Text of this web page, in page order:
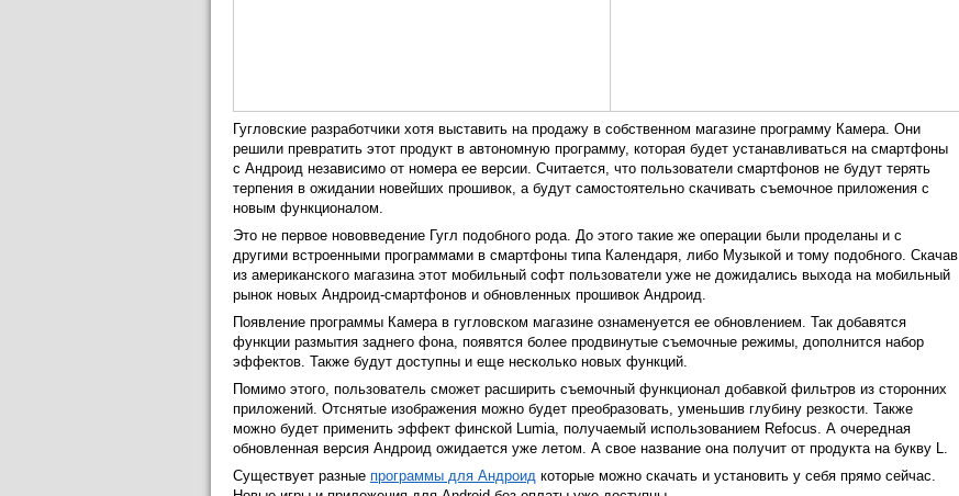
Гугловские разработчики хотя выставить на продажу в собственном магазине программу Камера. Они
решили превратить этот продукт в автономную программу, которая будет устанавливаться на смартфоны
с Андроид независимо от номера ее версии. Считается, что пользователи смартфонов не будут терять
терпения в ожидании новейших прошивок, а будут самостоятельно скачивать съемочное приложения с
новым функционалом.
Это не первое нововведение Гугл подобного рода. До этого такие же операции были проделаны и с
другими встроенными программами в смартфоны типа Календаря, либо Музыкой и тому подобного. Скачав
из американского магазина этот мобильный софт пользователи уже не дожидались выхода на мобильный
рынок новых Андроид-смартфонов и обновленных прошивок Андроид.
Появление программы Камера в гугловском магазине ознаменуется ее обновлением. Так добавятся
функции размытия заднего фона, появятся более продвинутые съемочные режимы, дополнится набор
эффектов. Также будут доступны и еще несколько новых функций.
Помимо этого, пользователь сможет расширить съемочный функционал добавкой фильтров из сторонних
приложений. Отснятые изображения можно будет преобразовать, уменьшив глубину резкости. Также
можно будет применить эффект финской Lumia, получаемый использованием Refocus. А очередная
обновленная версия Андроид ожидается уже летом. А свое название она получит от продукта на букву L.
Существует разные программы для Андроид которые можно скачать и установить у себя прямо сейчас.